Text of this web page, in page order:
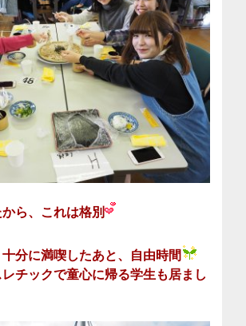
ら、これは格別
分に満喫したあと、自由時間
チックで童心に帰る学生も居まし